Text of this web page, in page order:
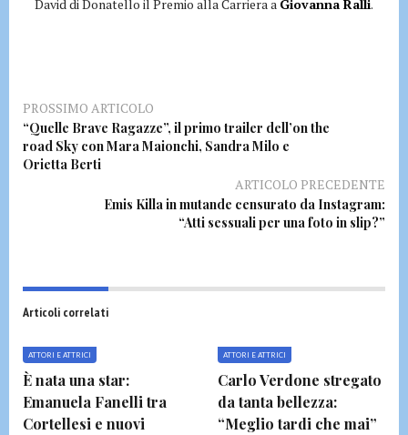
David di Donatello il Premio alla Carriera a Giovanna Ralli.
PROSSIMO ARTICOLO
“Quelle Brave Ragazze”, il primo trailer dell’on the
road Sky con Mara Maionchi, Sandra Milo e
Orietta Berti
ARTICOLO PRECEDENTE
Emis Killa in mutande censurato da Instagram:
“Atti sessuali per una foto in slip?”
Articoli correlati
ATTORI E ATTRICI
È nata una star:
Emanuela Fanelli tra
Cortellesi e nuovi
ATTORI E ATTRICI
Carlo Verdone stregato
da tanta bellezza:
“Meglio tardi che mai”